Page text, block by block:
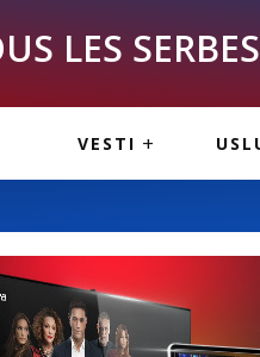
LES
VESTI